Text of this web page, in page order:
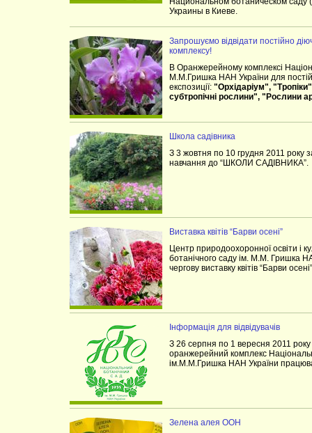
Украины в Киеве.
Запрошуємо відвідати постійно
комплексу!
В Оранжерейному комплексі
М.М.Гришка НАН України для
експозиції: "Орхідаріум",
субтропічні рослини", "Рослини
Школа садівника
З 3 жовтня по 10 грудня 2011 року
навчання до “ШКОЛИ САДІВНИКА”.
Виставка квітів “Барви осені”
Центр природоохоронної освіти і
ботанічного саду ім. М.М. Гришка
чергову виставку квітів “Барви осені”
Інформація для відвідувачів
З 26 серпня по 1 вересня 2011 року
оранжерейний комплекс
ім.М.М.Гришка НАН України
Зелена алея ООН